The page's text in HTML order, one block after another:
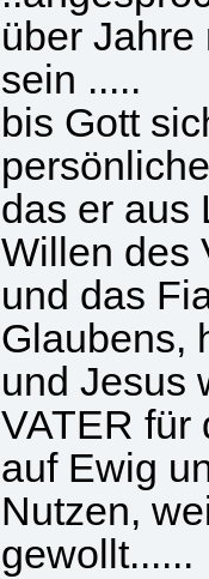
über
sein .....
bis Gott
das er aus
Willen des
und das
Glaubens,
und Jesus
VATER für
auf Ewig
Nutzen,
gewollt......